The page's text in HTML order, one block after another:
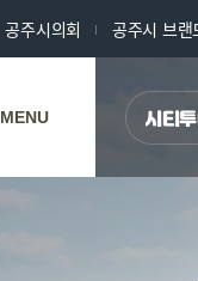
공주시의회 공주시 브랜
MENU